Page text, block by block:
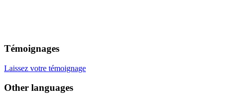
Témoignages
Laissez votre témoignage
Other languages